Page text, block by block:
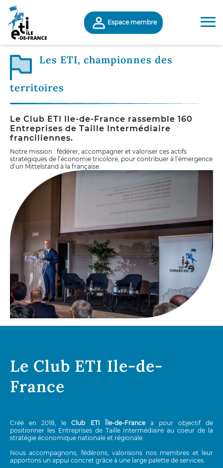
Espace membre
Les ETI, championnes des
territoires
Le Club ETI Ile-de-France rassemble 160
Entreprises de Taille Intermédiaire
franciliennes.
Notre mission : fédérer, accompagner et valoriser ces actifs
stratégiques de l’économie tricolore, pour contribuer à l’émergence
d’un Mittelstand à la française.
Le Club ETI Ile-de-
France
Créé en 2018, leClub ETI Île-de-Francea pour objectif de
positionner les Entreprises de Taille Intermédiaire au coeur de la
stratégie économique nationale et régionale.
Nous accompagnons, fédérons, valorisons nos membres et leur
apportons un appui concret grâce à une large palette de services.